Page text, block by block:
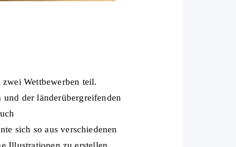
Wettbewerben teil.
der länderübergreifenden
sich so aus verschiedenen